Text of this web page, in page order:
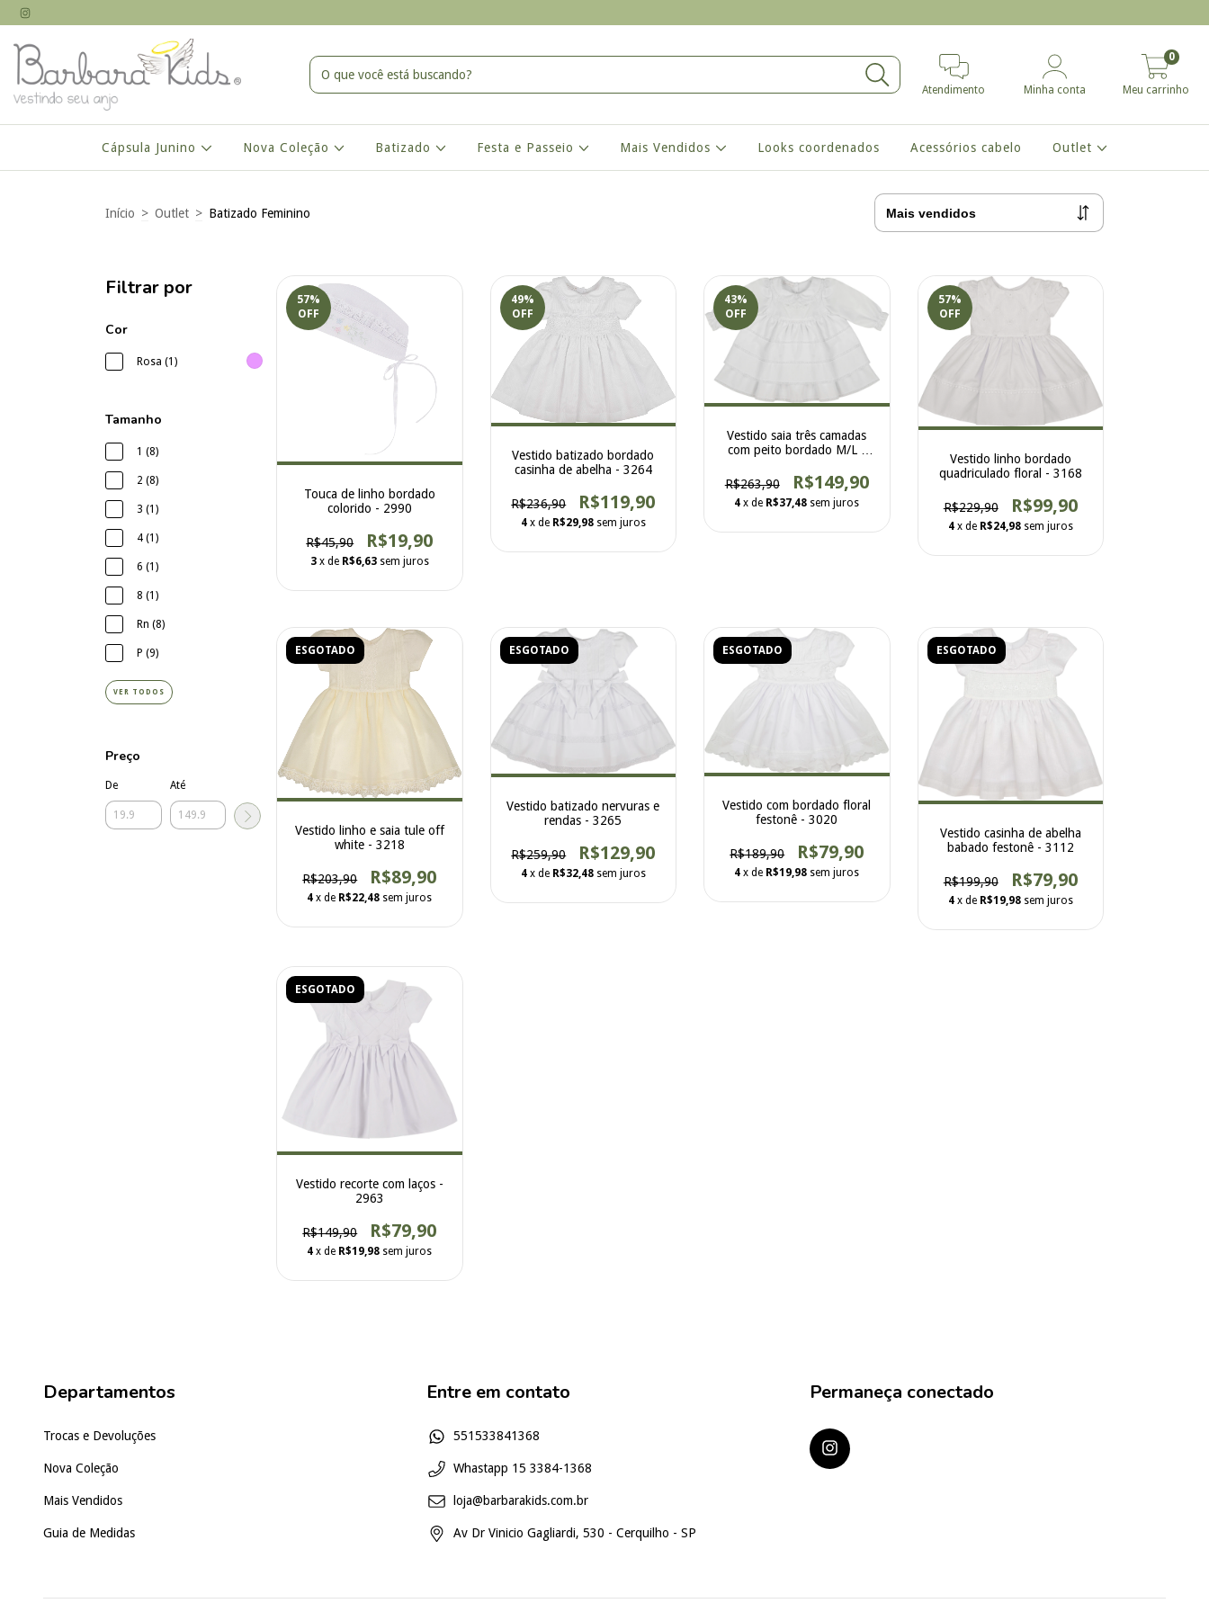
Atendimento Minha conta Meu carrinho
0
Cápsula Junino Nova Coleção Batizado Festa e Passeio Mais Vendidos Looks coordenados Acessórios cabelo Outlet
Início > Outlet > Batizado Feminino
Filtrar por
Cor
Rosa (1)
Tamanho
1 (8)
2 (8)
3 (1)
4 (1)
6 (1)
8 (1)
Rn (8)
P (9)
VER TODOS
Preço
De Até
57%
OFF
Touca de linho bordado
colorido - 2990
R$45,90 R$19,90
3 x de R$6,63 sem juros
49%
OFF
Vestido batizado bordado
casinha de abelha - 3264
R$236,90 R$119,90
4 x de R$29,98 sem juros
43%
OFF
Vestido saia três camadas
com peito bordado M/L -
R$263,90
R$149,90
4 x de R$37,48 sem juros
57%
OFF
Vestido linho bordado
quadriculado floral - 3168
R$229,90 R$99,90
4 x de R$24,98 sem juros
ESGOTADO
Vestido linho e saia tule off
white - 3218
R$203,90 R$89,90
4 x de R$22,48 sem juros
ESGOTADO
Vestido batizado nervuras e
rendas - 3265
R$259,90 R$129,90
4 x de R$32,48 sem juros
ESGOTADO
Vestido com bordado floral
festonê - 3020
R$189,90 R$79,90
4 x de R$19,98 sem juros
ESGOTADO
Vestido casinha de abelha
babado festonê - 3112
R$199,90 R$79,90
4 x de R$19,98 sem juros
ESGOTADO
Vestido recorte com laços -
2963
R$149,90 R$79,90
4 x de R$19,98 sem juros
Departamentos
Trocas e Devoluções
Nova Coleção
Mais Vendidos
Guia de Medidas
Entre em contato
551533841368
Whastapp 15 3384-1368
loja@barbarakids.com.br
Av Dr Vinicio Gagliardi, 530 - Cerquilho - SP
Permaneça conectado